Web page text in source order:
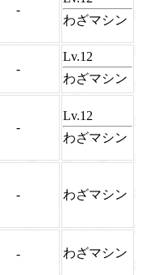
-
わざマシン
-
Lv.12
わざマシン
-
Lv.12
わざマシン
- わざマシン
- わざマシン